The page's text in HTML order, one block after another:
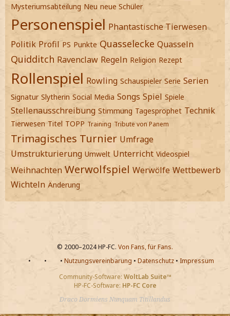
Mysteriumsabteilung Neu neue Schüler
Personenspiel Phantastische Tierwesen
Politik Profil PS Punkte Quasselecke Quasseln
Quidditch Ravenclaw Regeln Religion Rezept
Rollenspiel Rowling Schauspieler Serie Serien
Signatur Slytherin Social Media Songs Spiel Spiele
Stellenausschreibung Stimmung Tagesprophet Technik
Tierwesen Titel TOPP Training Tribute von Panem
Trimagisches Turnier Umfrage
Umstrukturierung Umwelt Unterricht Videospiel
Weihnachten Werwolfspiel Werwölfe Wettbewerb
Wichteln Änderung
© 2000–2024 HP-FC. Von Fans, für Fans.
•
• • Nutzungsvereinbarung • Datenschutz• Impressum
Community-Software: WoltLab Suite™
HP-FC-Software: HP-FC Core
Draco Dormiens Nunquam Titillandus